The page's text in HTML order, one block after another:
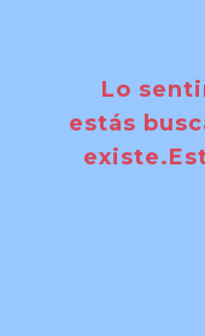
Lo
estás